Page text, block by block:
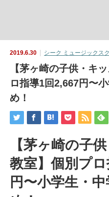
2019.6.30 シーク ミュージックス
【茅ヶ崎の子供・キ
ロ指導1回2,667円〜
め！
【茅ヶ崎の子
教室】個別プ
円〜小学生・